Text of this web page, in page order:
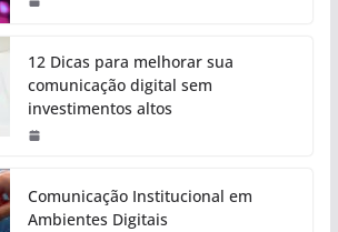
12 Dicas para melhorar sua
comunicação digital sem
investimentos altos
Comunicação Institucional em
Ambientes Digitais